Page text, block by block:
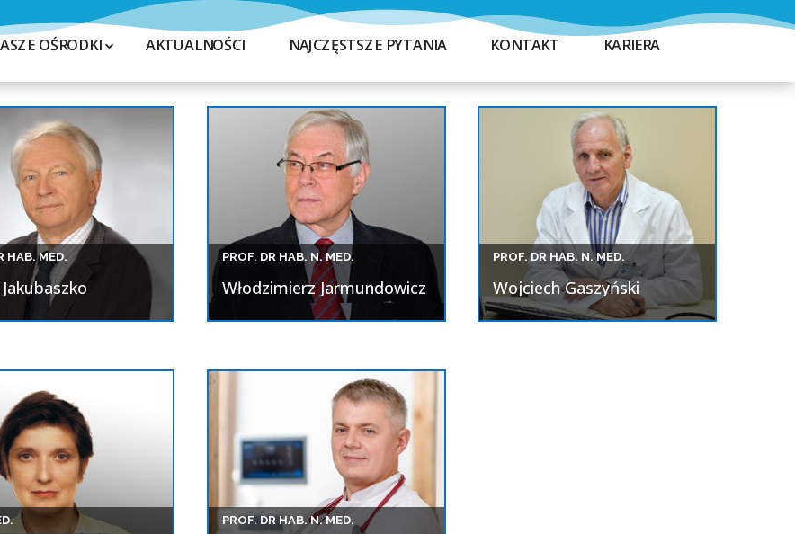
OŚRODKI AKTUALNOŚCI NAJCZĘSTSZE PYTANIA KONTAKT KARIERA
HAB. MED. PROF. DR HAB. N. MED.
Włodzimierz Jarmundowicz
PROF. DR HAB. N. MED.
Wojciech Gaszyński
PROF. DR HAB. N. MED.